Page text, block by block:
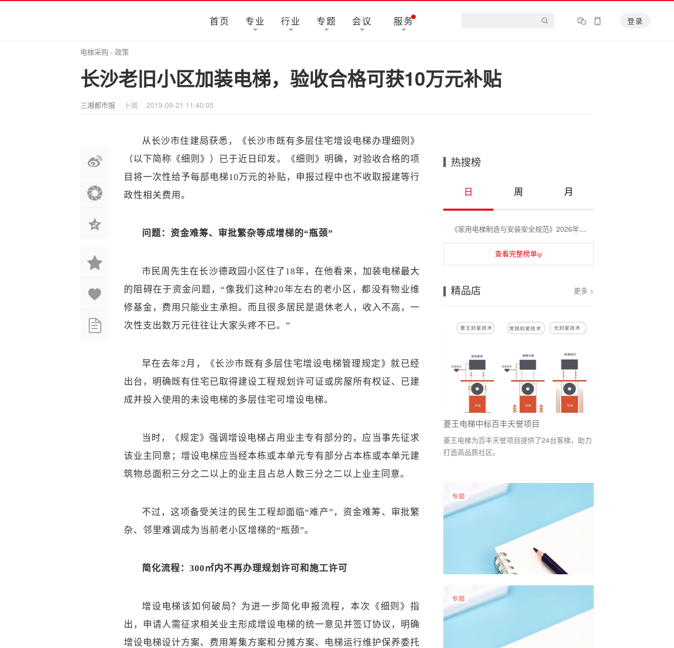
首页 专业 行业 专题 会议 服务 登录
电梯采购 - 政策
长沙老旧小区加装电梯，验收合格可获10万元补贴
三湘都市报 卜岚 2019-09-21 11:40:05
从长沙市住建局获悉，《长沙市既有多层住宅增设电梯办理细则》
（以下简称《细则》）已于近日印发。《细则》明确，对验收合格的项
目将一次性给予每部电梯10万元的补贴，申报过程中也不收取报建等行
政性相关费用。
问题：资金难筹、审批繁杂等成增梯的“瓶颈”
市民周先生在长沙德政园小区住了18年，在他看来，加装电梯最大
的阻碍在于资金问题，“像我们这种20年左右的老小区，都没有物业维
修基金，费用只能业主承担。而且很多居民是退休老人，收入不高，一
次性支出数万元往往让大家头疼不已。”
早在去年2月，《长沙市既有多层住宅增设电梯管理规定》就已经
出台，明确既有住宅已取得建设工程规划许可证或房屋所有权证、已建
成并投入使用的未设电梯的多层住宅可增设电梯。
当时，《规定》强调增设电梯占用业主专有部分的，应当事先征求
该业主同意；增设电梯应当经本栋或本单元专有部分占本栋或本单元建
筑物总面积三分之二以上的业主且占总人数三分之二以上业主同意。
不过，这项备受关注的民生工程却面临“难产”，资金难筹、审批繁
杂、邻里难调成为当前老小区增梯的“瓶颈”。
简化流程：300㎡内不再办理规划许可和施工许可
增设电梯该如何破局？为进一步简化申报流程，本次《细则》指
出，申请人需征求相关业主形成增设电梯的统一意见并签订协议，明确
增设电梯设计方案、费用筹集方案和分摊方案、电梯运行维护保养委托
热搜榜
日 周 月
《家用电梯制造与安装安全规范》2026年3月1日实施
查看完整榜单
精品店 更多 >
菱王电梯中标百丰天誉项目
菱王电梯为百丰天誉项目提供了24台客梯，助力
打造高品质社区。
5月物业采购数据有哪些特点？